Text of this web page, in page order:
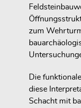
zum
Die
diese
Schacht mit